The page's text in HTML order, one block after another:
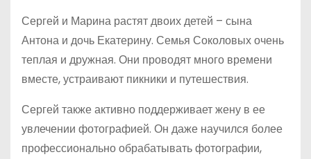
Сергей и Марина растят двоих детей – сына
Антона и дочь Екатерину. Семья Соколовых очень
теплая и дружная. Они проводят много времени
вместе, устраивают пикники и путешествия.
Сергей также активно поддерживает жену в ее
увлечении фотографией. Он даже научился более
профессионально обрабатывать фотографии,